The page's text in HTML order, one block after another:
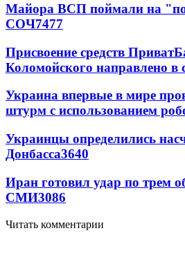
Майора ВСП поймали на
СОЧ7477
Присвоение средств
Коломойского направлено в
Украина впервые в мире
штурм с использованием
Украинцы определились
Донбасса3640
Иран готовил удар по трем
СМИ3086
Читать комментарии